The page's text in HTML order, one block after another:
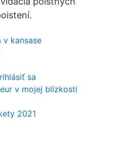
kansase
sa
v mojej blízkosti
2021